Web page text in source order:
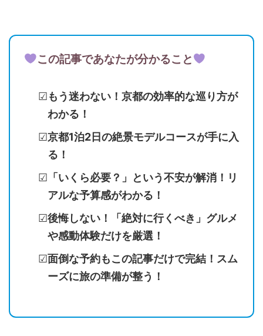
この記事であなたが分かること
もう迷わない！京都の効率的な巡り方が
わかる！
京都1泊2日の絶景モデルコースが手に入
る！
「いくら必要？」という不安が解消！リ
アルな予算感がわかる！
後悔しない！「絶対に行くべき」グルメ
や感動体験だけを厳選！
面倒な予約もこの記事だけで完結！スム
ーズに旅の準備が整う！